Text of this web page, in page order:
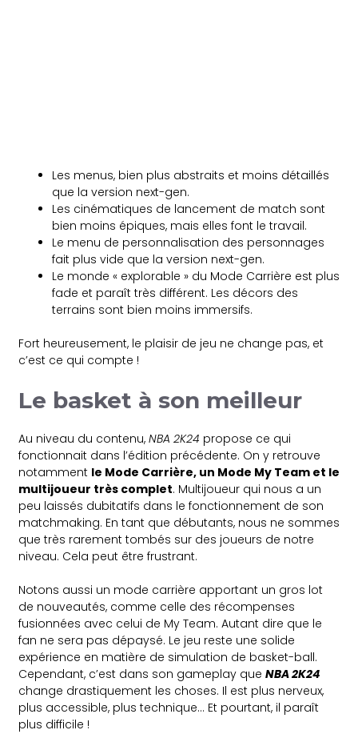
Les menus, bien plus abstraits et moins détaillés
que la version next-gen.
Les cinématiques de lancement de match sont
bien moins épiques, mais elles font le travail.
Le menu de personnalisation des personnages
fait plus vide que la version next-gen.
Le monde « explorable » du Mode Carrière est plus
fade et paraît très différent. Les décors des
terrains sont bien moins immersifs.
Fort heureusement, le plaisir de jeu ne change pas, et
c’est ce qui compte !
Le basket à son meilleur
Au niveau du contenu,NBA 2K24 propose ce qui
fonctionnait dans l’édition précédente. On y retrouve
notamment le Mode Carrière, un Mode My Team et le
multijoueur très complet. Multijoueur qui nous a un
peu laissés dubitatifs dans le fonctionnement de son
matchmaking. En tant que débutants, nous ne sommes
que très rarement tombés sur des joueurs de notre
niveau. Cela peut être frustrant.
Notons aussi un mode carrière apportant un gros lot
de nouveautés, comme celle des récompenses
fusionnées avec celui de My Team. Autant dire que le
fan ne sera pas dépaysé. Le jeu reste une solide
expérience en matière de simulation de basket-ball.
Cependant, c’est dans son gameplay queNBA 2K24
change drastiquement les choses. Il est plus nerveux,
plus accessible, plus technique… Et pourtant, il paraît
plus difficile !